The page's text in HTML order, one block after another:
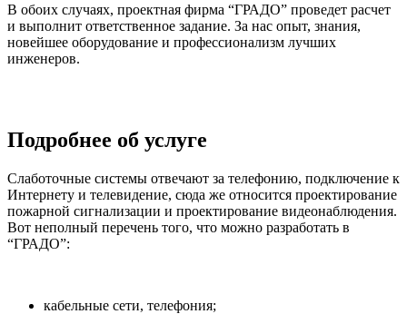
В обоих случаях, проектная фирма “ГРАДО” проведет расчет
и выполнит ответственное задание. За нас опыт, знания,
новейшее оборудование и профессионализм лучших
инженеров.
Подробнее об услуге
Слаботочные системы отвечают за телефонию, подключение к
Интернету и телевидение, сюда же относится проектирование
пожарной сигнализации и проектирование видеонаблюдения.
Вот неполный перечень того, что можно разработать в
“ГРАДО”:
кабельные сети, телефония;